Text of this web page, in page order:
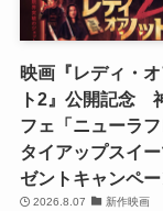
映画『レディ・
ト2』公開記念
フェ「ニューラ
タイアップスイ
ゼントキャンペ
2026.8.07 新作映画